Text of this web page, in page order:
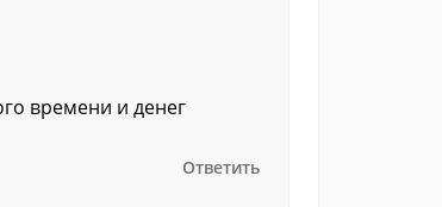
времени и денег
Ответить